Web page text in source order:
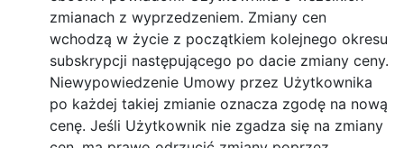
zmianach z wyprzedzeniem. Zmiany cen
wchodzą w życie z początkiem kolejnego okresu
subskrypcji następującego po dacie zmiany ceny.
Niewypowiedzenie Umowy przez Użytkownika
po każdej takiej zmianie oznacza zgodę na nową
cenę. Jeśli Użytkownik nie zgadza się na zmiany